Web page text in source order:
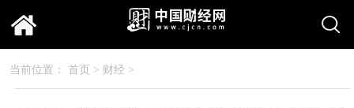
当前位置： 首页 > 财经>